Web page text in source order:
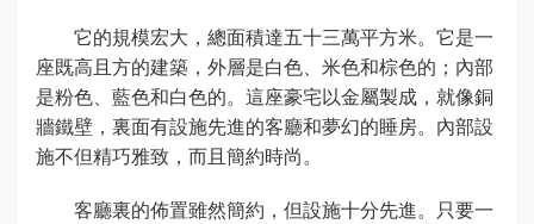
它的規模宏大，總面積達五十三萬平方米。它是一
座既高且方的建築，外層是白色、米色和棕色的；內部
是粉色、藍色和白色的。這座豪宅以金屬製成，就像銅
牆鐵壁，裏面有設施先進的客廳和夢幻的睡房。內部設
施不但精巧雅致，而且簡約時尚。
客廳裏的佈置雖然簡約，但設施十分先進。只要一